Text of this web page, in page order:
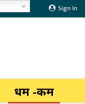
Sign In
धर्म -कर्म